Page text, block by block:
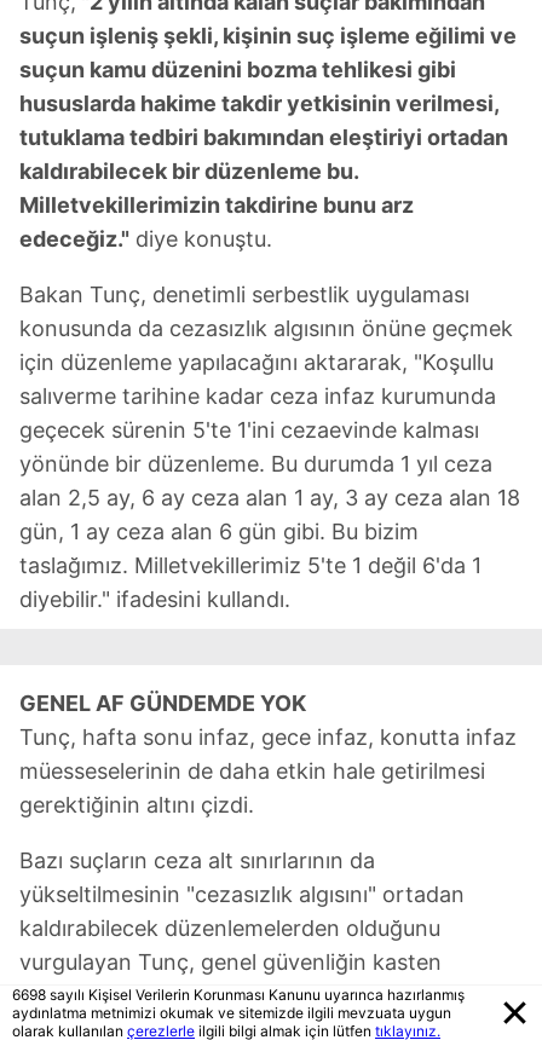
suçun işleniş şekli, kişinin suç işleme eğilimi ve
suçun kamu düzenini bozma tehlikesi gibi
hususlarda hakime takdir yetkisinin verilmesi,
tutuklama tedbiri bakımından eleştiriyi ortadan
kaldırabilecek bir düzenleme bu.
Milletvekillerimizin takdirine bunu arz
edeceğiz." diye konuştu.
Bakan Tunç, denetimli serbestlik uygulaması
konusunda da cezasızlık algısının önüne geçmek
için düzenleme yapılacağını aktararak, "Koşullu
salıverme tarihine kadar ceza infaz kurumunda
geçecek sürenin 5'te 1'ini cezaevinde kalması
yönünde bir düzenleme. Bu durumda 1 yıl ceza
alan 2,5 ay, 6 ay ceza alan 1 ay, 3 ay ceza alan 18
gün, 1 ay ceza alan 6 gün gibi. Bu bizim
taslağımız. Milletvekillerimiz 5'te 1 değil 6'da 1
diyebilir." ifadesini kullandı.
GENEL AF GÜNDEMDE YOK
Tunç, hafta sonu infaz, gece infaz, konutta infaz
müesseselerinin de daha etkin hale getirilmesi
gerektiğinin altını çizdi.
Bazı suçların ceza alt sınırlarının da
yükseltilmesinin "cezasızlık algısını" ortadan
kaldırabilecek düzenlemelerden olduğunu
vurgulayan Tunç, genel güvenliğin kasten
tehlikeye düşürülmesi, meskun mahalde silah
atılması gibi eylemlerde de ceza miktarlarının
6698 sayılı Kişisel Verilerin Korunması Kanunu uyarınca hazırlanmış
aydınlatma metnimizi okumak ve sitemizde ilgili mevzuata uygun
olarak kullanılan çerezlerle ilgili bilgi almak için lütfen tıklayınız.